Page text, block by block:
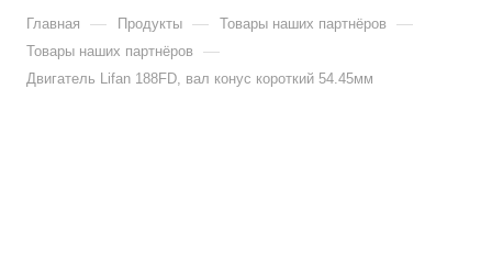
Главная — Продукты — Товары наших партнёров —
Товары наших партнёров —
Двигатель Lifan 188FD, вал конус короткий 54.45мм